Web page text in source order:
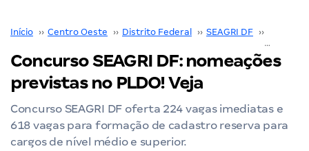
Início ›› Centro Oeste ›› Distrito Federal ›› SEAGRI DF ››
Concurso SEAGRI DF: nomeações
previstas no PLDO! Veja
Concurso SEAGRI DF oferta 224 vagas imediatas e
618 vagas para formação de cadastro reserva para
cargos de nível médio e superior.